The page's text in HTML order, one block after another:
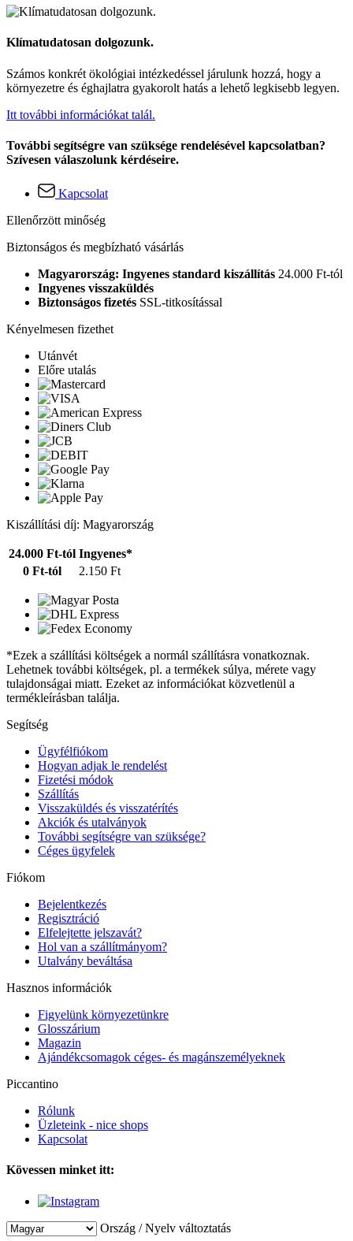
Klímatudatosan dolgozunk.
Számos konkrét ökológiai intézkedéssel járulunk hozzá, hogy a
környezetre és éghajlatra gyakorolt hatás a lehető legkisebb legyen.
Itt további információkat talál.
További segítségre van szüksége rendelésével kapcsolatban?
Szívesen válaszolunk kérdéseire.
Kapcsolat
Ellenőrzött minőség
Biztonságos és megbízható vásárlás
Magyarország: Ingyenes standard kiszállítás 24.000 Ft-tól
Ingyenes visszaküldés
Biztonságos fizetés SSL-titkosítással
Kényelmesen fizethet
Utánvét
Előre utalás
Kiszállítási díj: Magyarország
24.000 Ft-tól Ingyenes*
0 Ft-tól
2.150 Ft
*Ezek a szállítási költségek a normál szállításra vonatkoznak.
Lehetnek további költségek, pl. a termékek súlya, mérete vagy
tulajdonságai miatt. Ezeket az információkat közvetlenül a
termékleírásban találja.
Segítség
Ügyfélfiókom
Hogyan adjak le rendelést
Fizetési módok
Szállítás
Visszaküldés és visszatérítés
Akciók és utalványok
További segítségre van szüksége?
Céges ügyfelek
Fiókom
Bejelentkezés
Regisztráció
Elfelejtette jelszavát?
Hol van a szállítmányom?
Utalvány beváltása
Hasznos információk
Figyelünk környezetünkre
Glosszárium
Magazin
Ajándékcsomagok céges- és magánszemélyeknek
Piccantino
Rólunk
Üzleteink - nice shops
Kapcsolat
Kövessen minket itt:
Ország / Nyelv változtatás